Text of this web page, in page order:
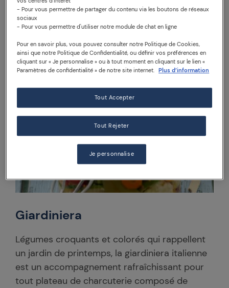
votre prochain dîner.
EN SAVOIR PLUS
Giardiniera
Légumes croquants et colorés qui rappellent
un jardin de printemps, la giardiniera italienne
est un accompagnement rafraîchissant pour
tout plateau de charcuterie composé de
- Pour vous permettre de partager du contenu via les boutons de réseaux
sociaux
- Pour vous permettre d'utiliser notre module de chat en ligne
Pour en savoir plus, vous pouvez consulter notre Politique de Cookies,
ainsi que notre Politique de Confidentialité, ou définir vos préférences en
cliquant sur « Je personnalise » ou à tout moment en cliquant sur le lien «
Paramètres de confidentialité » de notre site internet. Plus d’information
Tout Rejeter
Tout Accepter
Je personnalise